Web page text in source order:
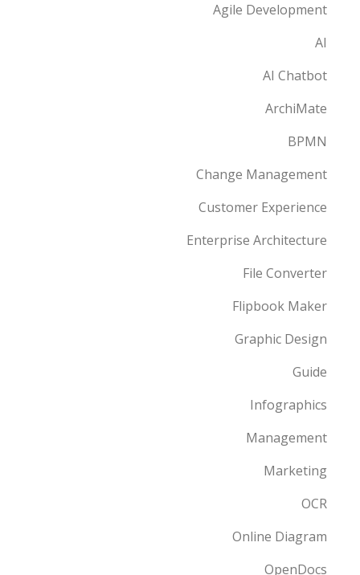
Agile Development
AI
AI Chatbot
ArchiMate
BPMN
Change Management
Customer Experience
Enterprise Architecture
File Converter
Flipbook Maker
Graphic Design
Guide
Infographics
Management
Marketing
OCR
Online Diagram
OpenDocs